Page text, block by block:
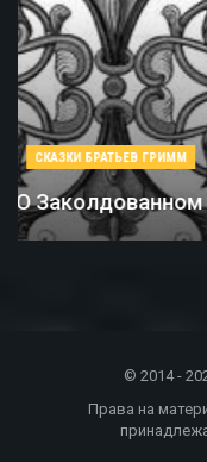
© 2014 -
Права на